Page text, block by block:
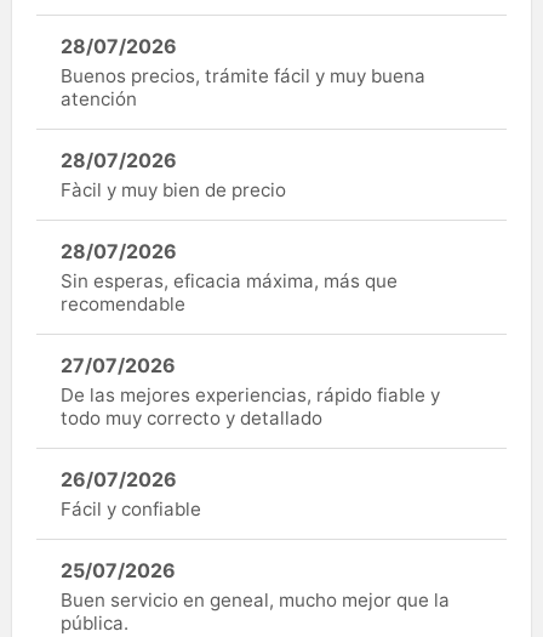
28/07/2026
Buenos precios, trámite fácil y muy buena
atención
28/07/2026
Fàcil y muy bien de precio
28/07/2026
Sin esperas, eficacia máxima, más que
recomendable
27/07/2026
De las mejores experiencias, rápido fiable y
todo muy correcto y detallado
26/07/2026
Fácil y confiable
25/07/2026
Buen servicio en geneal, mucho mejor que la
pública.